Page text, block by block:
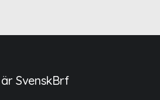
SvenskBrf